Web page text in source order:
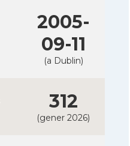
2005-
09-11
(a Dublin)
312
(gener 2026)